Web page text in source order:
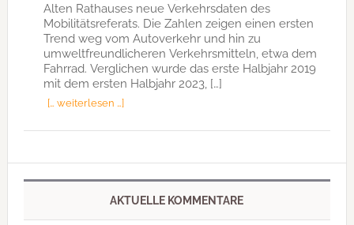
Alten Rathauses neue Verkehrsdaten des
Mobilitätsreferats. Die Zahlen zeigen einen ersten
Trend weg vom Autoverkehr und hin zu
umweltfreundlicheren Verkehrsmitteln, etwa dem
Fahrrad. Verglichen wurde das erste Halbjahr 2019
mit dem ersten Halbjahr 2023, […]
[… weiterlesen …]
AKTUELLE KOMMENTARE